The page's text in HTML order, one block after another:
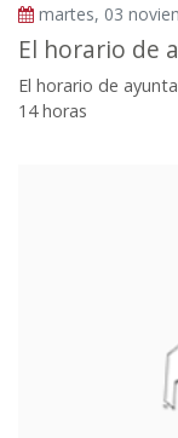
martes, 03
El horario de
El horario de
14 horas